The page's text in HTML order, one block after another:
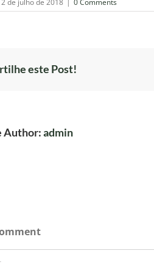
de julho de 2018 | 0 Comments
este Post!
Author:admin